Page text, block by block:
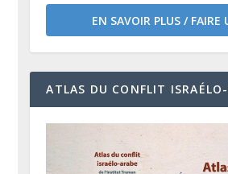
EN SAVOIR PLUS / FAIRE
ATLAS DU CONFLIT ISRAÉLO-